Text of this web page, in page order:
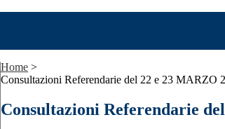
Home >
Consultazioni Referendarie del 22 e 23 MARZO
Consultazioni Referendarie